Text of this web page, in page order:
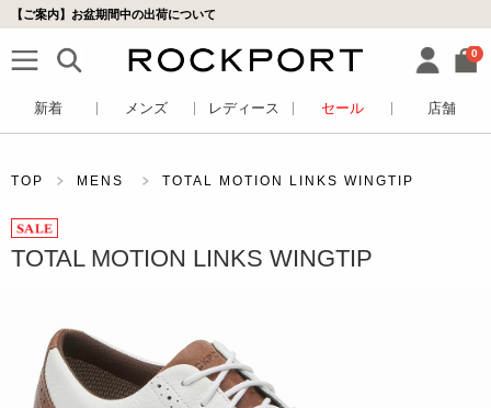
【ご案内】お盆期間中の出荷について
0
新着 メンズ レディース セール 店舗
TOP MENS TOTAL MOTION LINKS WINGTIP
TOTAL MOTION LINKS WINGTIP